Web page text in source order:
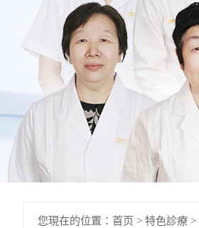
您現在的位置： 首页 > 特色診療 >